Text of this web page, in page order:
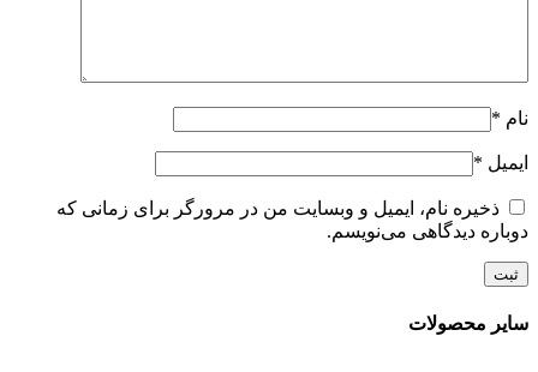
نام *
ایمیل *
ذخیره نام، ایمیل و وبسایت من در مرورگر برای زمانی که
دوباره دیدگاهی می‌نویسم.
سایر محصولات